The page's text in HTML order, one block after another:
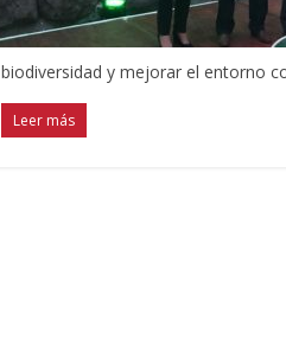
biodiversidad y mejorar el entorno
Leer más